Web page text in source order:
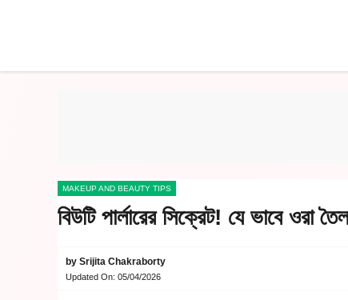
MAKEUP AND BEAUTY TIPS
বিউটি পার্লারের সিক্রেট! যে ভাবে ওরা
by Srijita Chakraborty
Updated On: 05/04/2026